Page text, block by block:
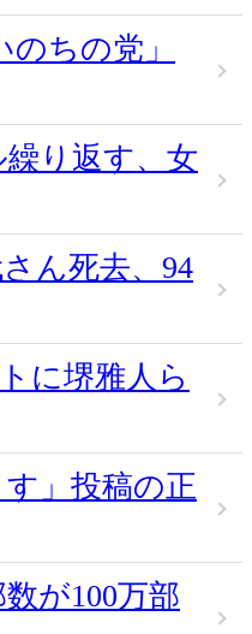
ちの党」
り返す、女
ん死去、94
に堺雅人ら
す」投稿の正
が100万部